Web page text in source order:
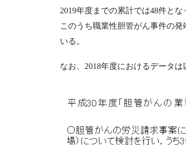
2019年度までの累計では48件とな
このうち職業性胆管がん事件の
いる。
なお、2018年度におけるデータは